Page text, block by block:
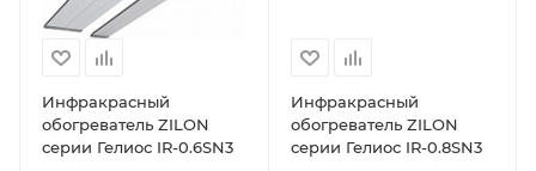
Инфракрасный
обогреватель ZILON
серии Гелиос IR-0.6SN3
Инфракрасный
обогреватель ZILON
серии Гелиос IR-0.8SN3